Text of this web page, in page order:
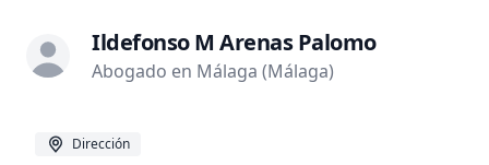
Ildefonso M Arenas Palomo
Abogado en Málaga (Málaga)
Dirección